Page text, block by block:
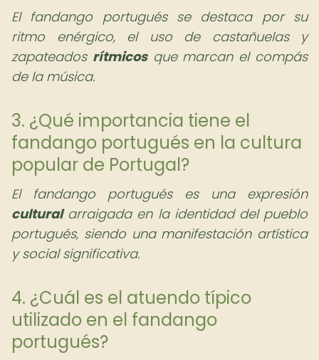
El fandango portugués se destaca por su
ritmo enérgico, el uso de castañuelas y
zapateados rítmicosque marcan el compás
de la música.
3. ¿Qué importancia tiene el
fandango portugués en la cultura
popular de Portugal?
El fandango portugués es una expresión
culturalarraigada en la identidad del pueblo
portugués, siendo una manifestación artística
y social significativa.
4. ¿Cuál es el atuendo típico
utilizado en el fandango
portugués?